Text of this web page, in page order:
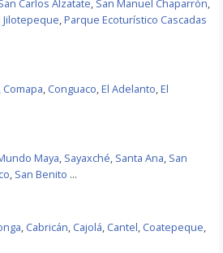
Carlos Alzatate, San Manuel Chaparrón,
Jilotepeque,Parque Ecoturístico Cascadas
, Comapa, Conguaco,El Adelanto,El
Maya, Sayaxché, Santa Ana, San
, San Benito ...
, Cabricán, Cajolá, Cantel, Coatepeque,